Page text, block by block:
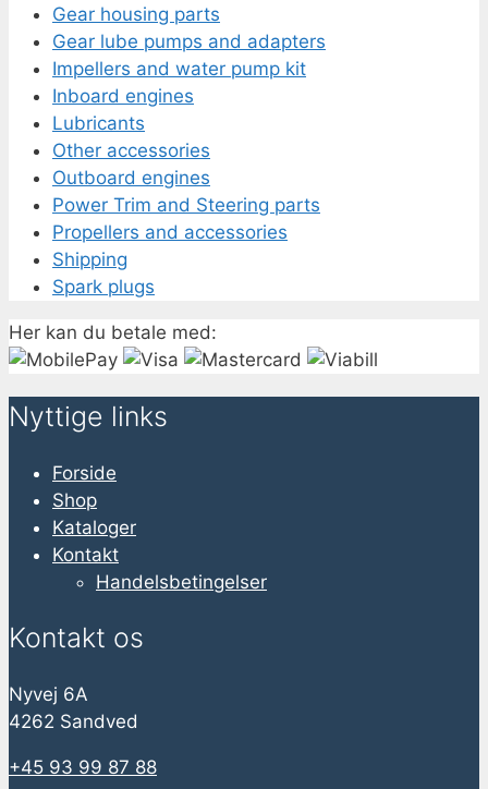
Gear housing parts
Gear lube pumps and adapters
Impellers and water pump kit
Inboard engines
Lubricants
Other accessories
Outboard engines
Power Trim and Steering parts
Propellers and accessories
Shipping
Spark plugs
Her kan du betale med:
Nyttige links
Forside
Shop
Kataloger
Kontakt
Handelsbetingelser
Kontakt os
Nyvej 6A
4262 Sandved
+45 93 99 87 88